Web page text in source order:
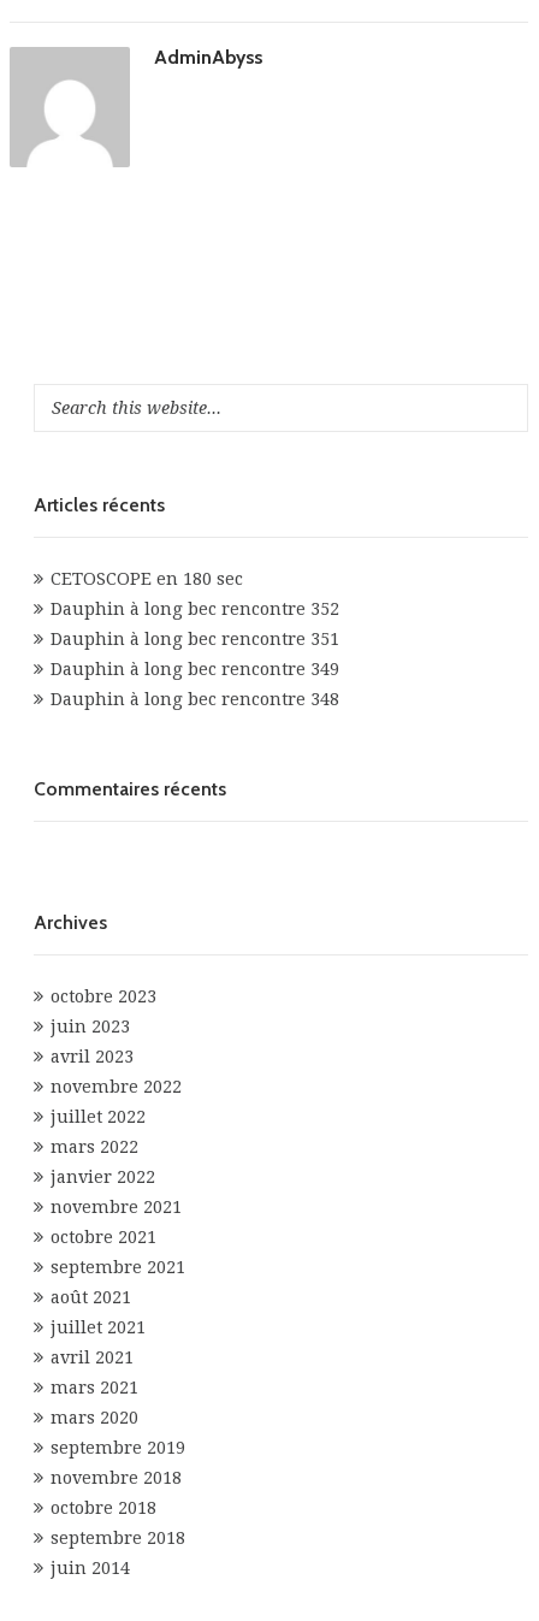
AdminAbyss
Articles récents
CETOSCOPE en 180 sec
Dauphin à long bec rencontre 352
Dauphin à long bec rencontre 351
Dauphin à long bec rencontre 349
Dauphin à long bec rencontre 348
Commentaires récents
Archives
octobre 2023
juin 2023
avril 2023
novembre 2022
juillet 2022
mars 2022
janvier 2022
novembre 2021
octobre 2021
septembre 2021
août 2021
juillet 2021
avril 2021
mars 2021
mars 2020
septembre 2019
novembre 2018
octobre 2018
septembre 2018
juin 2014